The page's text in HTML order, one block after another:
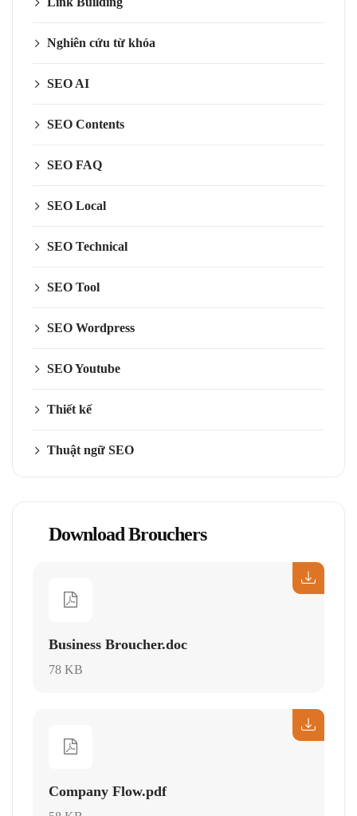
Nghiên cứu từ khóa
SEO AI
SEO Contents
SEO FAQ
SEO Local
SEO Technical
SEO Tool
SEO Wordpress
SEO Youtube
Thiết kế
Thuật ngữ SEO
Download Brouchers
Business Broucher.doc
78 KB
Company Flow.pdf